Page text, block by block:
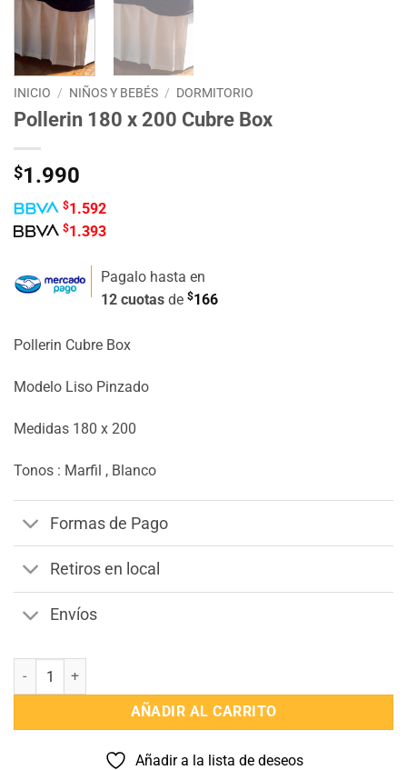
INICIO / NIÑOS Y BEBÉS / DORMITORIO
Pollerin 180 x 200 Cubre Box
$1.990
$1.592
$1.393
Pagalo hasta en
12 cuotas de $166
Pollerin Cubre Box
Modelo Liso Pinzado
Medidas 180 x 200
Tonos : Marfil , Blanco
Formas de Pago
Retiros en local
Envíos
Pollerin 180 x 200 Cubre Box cantidad
AÑADIR AL CARRITO
Añadir a la lista de deseos